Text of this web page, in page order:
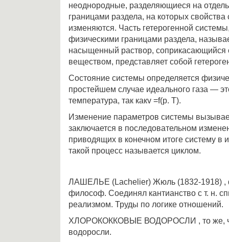
неоднородные, разделяющиеся на
границами раздела, на которых свойства
изменяют­ся. Часть гетерогенной
физическими границами раздела,
насыщенный раствор, соприкасающий­ся
веществом, представляет собой
Состояние системы определяется
простейшем случае идеального газа —
температура, так какv =f(p. Т).
Изменение параметров системы
заключается в последовательном
приводя­щих в конечном итоге систему в
такой про­цесс называется циклом.
ЛАШЕЛЬЕ (Lachelier) Жюль (1832-1918) ,
философ. Соединял кантианство с т. н.
реализмом. Труды по логике отношений.
ХЛОРОКОККОВЫЕ ВОДОРОСЛИ , то же,
водоросли.